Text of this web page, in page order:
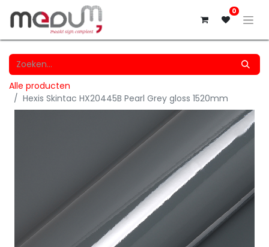
0
Alle producten
Hexis Skintac HX20445B Pearl Grey gloss 1520mm